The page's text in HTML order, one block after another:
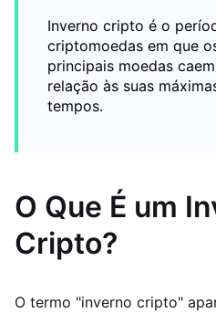
Inverno cripto é o
criptomoedas em que
principais moedas
relação às suas
tempos.
O Que É um
Cripto?
O termo "inverno cripto"